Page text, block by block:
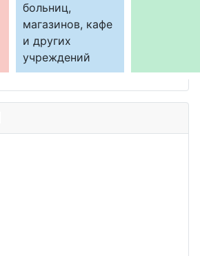
больниц,
магазинов, кафе
и других
учреждений